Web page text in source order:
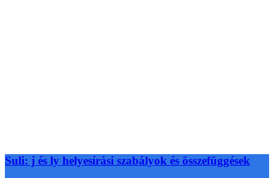
Suli: j és ly helyesírási szabályok és összefüggések